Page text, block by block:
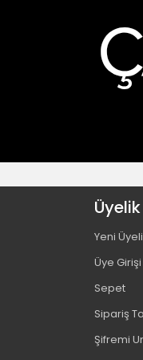
Üyelik
Yeni
Üye Girişi
Sepet
Sipariş
Şifremi